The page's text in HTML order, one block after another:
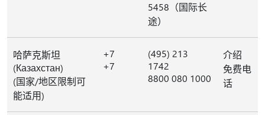
5458（国际长
途）
哈萨克斯坦
(Казахстан)
(国家/地区限制可
能适用)
+7
+7
(495) 213
1742
8800 080 1000
介绍
免费电
话